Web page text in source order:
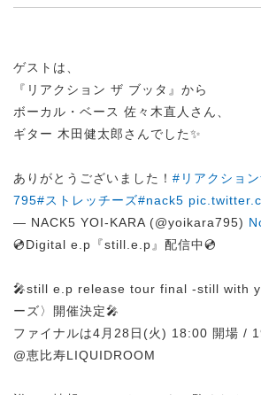
ゲストは、
『リアクション ザ ブッタ』から
ボーカル・ベース 佐々木直人さん、
ギター 木田健太郎さんでした✨
ありがとうございました！ #リアクショ
795#ストレッチーズ#nack5
— NACK5 YOI-KARA (@yoikara795)
💿Digital e.p『still.e.p』配信中💿
🎤still e.p release tour final -still with
ーズ〉開催決定🎤
ファイナルは4月28日(火) 18:00 開場 /
@恵比寿LIQUIDROOM